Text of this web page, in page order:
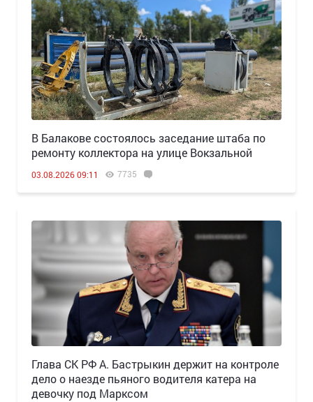
В Балакове состоялось заседание штаба по
ремонту коллектора на улице Вокзальной
03.08.2026 09:11 7735
Глава СК РФ А. Бастрыкин держит на контроле
дело о наезде пьяного водителя катера на
девочку под Марксом